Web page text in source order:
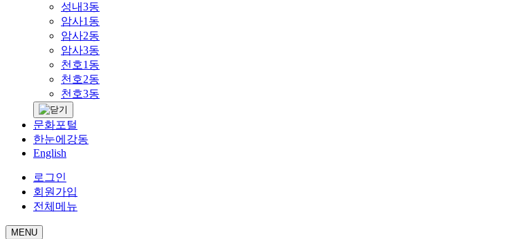
성내3동
암사1동
암사2동
암사3동
천호1동
천호2동
천호3동
문화포털
한눈에강동
English
로그인
회원가입
전체메뉴
MENU